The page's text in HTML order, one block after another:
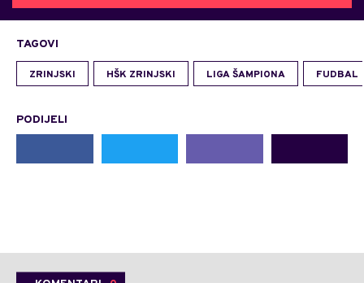
TAGOVI
ZRINJSKI HŠK ZRINJSKI LIGA ŠAMPIONA FUDBAL
PODIJELI